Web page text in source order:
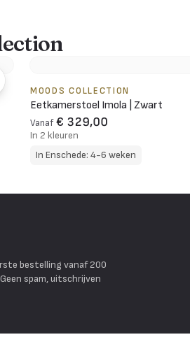
MOODS COLLECTION
Eetkamerstoel Imola | Zwart
Vanaf € 329,00
In 2 kleuren
In Enschede: 4-6 weken
bestelling vanaf 200
spam, uitschrijven